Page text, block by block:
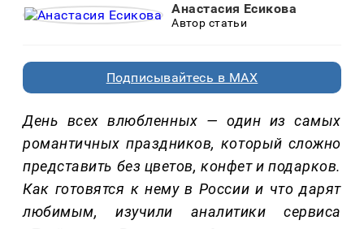
Анастасия Есикова
Автор статьи
Подписывайтесь в MAX
День всех влюбленных — один из самых
романтичных праздников, который сложно
представить без цветов, конфет и подарков.
Как готовятся к нему в России и что дарят
любимым, изучили аналитики сервиса